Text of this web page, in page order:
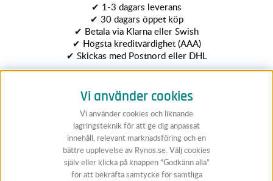
✔ 1-3 dagars leverans
✔ 30 dagars öppet köp
✔ Betala via Klarna eller Swish
✔ Högsta kreditvärdighet (AAA)
✔ Skickas med Postnord eller DHL
Följ Rynos
Vi använder cookies
Vi använder cookies och liknande
lagringsteknik för att ge dig anpassat
innehåll, relevant marknadsföring och en
bättre upplevelse av Rynos.se. Välj cookies
själv eller klicka på knappen “Godkänn alla”
för att bekräfta samtycke för samtliga